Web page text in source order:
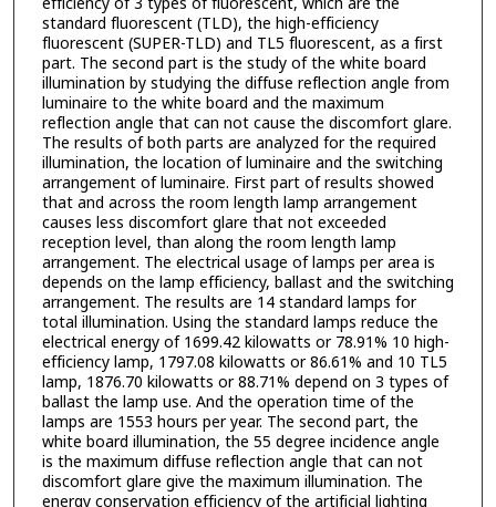
standard fluorescent (TLD), the high-efficiency
fluorescent (SUPER-TLD) and TL5 fluorescent, as a first
part. The second part is the study of the white board
illumination by studying the diffuse reflection angle from
luminaire to the white board and the maximum
reflection angle that can not cause the discomfort glare.
The results of both parts are analyzed for the required
illumination, the location of luminaire and the switching
arrangement of luminaire. First part of results showed
that and across the room length lamp arrangement
causes less discomfort glare that not exceeded
reception level, than along the room length lamp
arrangement. The electrical usage of lamps per area is
depends on the lamp efficiency, ballast and the switching
arrangement. The results are 14 standard lamps for
total illumination. Using the standard lamps reduce the
electrical energy of 1699.42 kilowatts or 78.91% 10 high-
efficiency lamp, 1797.08 kilowatts or 86.61% and 10 TL5
lamp, 1876.70 kilowatts or 88.71% depend on 3 types of
ballast the lamp use. And the operation time of the
lamps are 1553 hours per year. The second part, the
white board illumination, the 55 degree incidence angle
is the maximum diffuse reflection angle that can not
discomfort glare give the maximum illumination. The
energy conservation efficiency of the artificial lighting